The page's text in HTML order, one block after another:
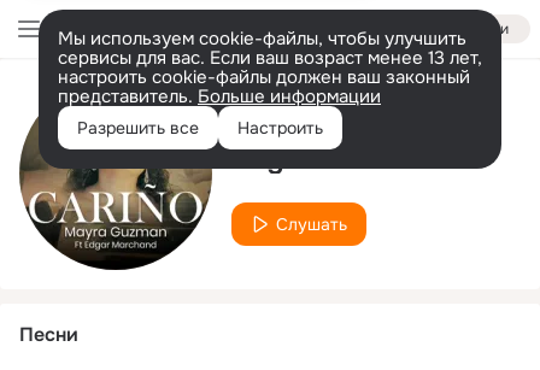
Войти
Мы используем cookie-файлы, чтобы улучшить
сервисы для вас. Если ваш возраст менее 13 лет,
настроить cookie-файлы должен ваш законный
представитель. Больше информации
Разрешить все Настроить
Исполнитель
edgar marchand
Слушать
Песни